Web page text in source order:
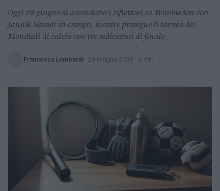
Oggi 29 giugno si accendono i riflettori su Wimbledon con
Jannik Sinner in campo, mentre prosegue il torneo dei
Mondiali di calcio con tre sedicesimi di finale
Francesca Lombardi · 29 Giugno 2026 · 3 min